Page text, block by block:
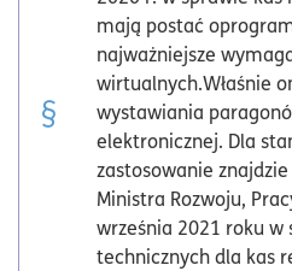
mają postać
najważniejsze
wirtualnych.Właśnie
wystawiania
elektronicznej. Dla
zastosowanie
Ministra Rozwoju,
września 2021 roku
technicznych dla kas